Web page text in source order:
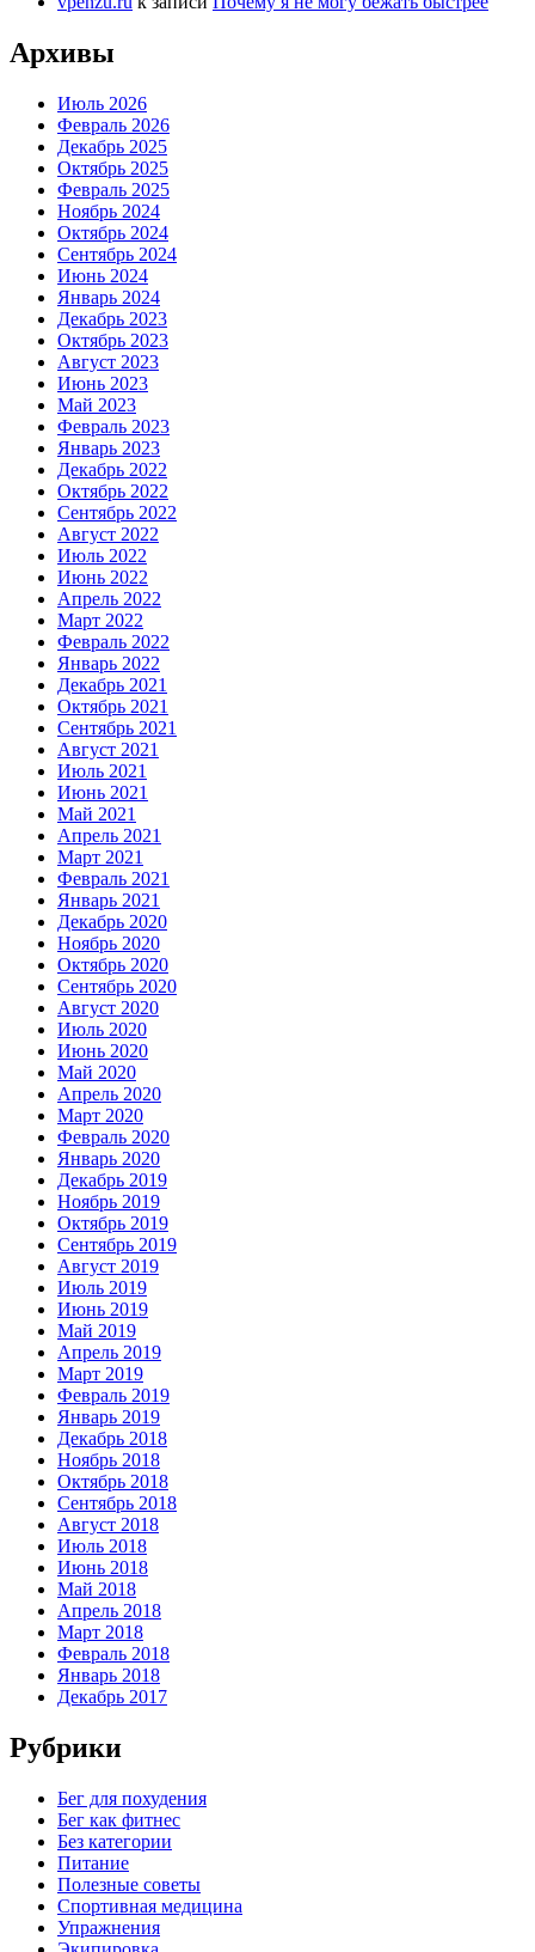
Архивы
Июль 2026
Февраль 2026
Декабрь 2025
Октябрь 2025
Февраль 2025
Ноябрь 2024
Октябрь 2024
Сентябрь 2024
Июнь 2024
Январь 2024
Декабрь 2023
Октябрь 2023
Август 2023
Июнь 2023
Май 2023
Февраль 2023
Январь 2023
Декабрь 2022
Октябрь 2022
Сентябрь 2022
Август 2022
Июль 2022
Июнь 2022
Апрель 2022
Март 2022
Февраль 2022
Январь 2022
Декабрь 2021
Октябрь 2021
Сентябрь 2021
Август 2021
Июль 2021
Июнь 2021
Май 2021
Апрель 2021
Март 2021
Февраль 2021
Январь 2021
Декабрь 2020
Ноябрь 2020
Октябрь 2020
Сентябрь 2020
Август 2020
Июль 2020
Июнь 2020
Май 2020
Апрель 2020
Март 2020
Февраль 2020
Январь 2020
Декабрь 2019
Ноябрь 2019
Октябрь 2019
Сентябрь 2019
Август 2019
Июль 2019
Июнь 2019
Май 2019
Апрель 2019
Март 2019
Февраль 2019
Январь 2019
Декабрь 2018
Ноябрь 2018
Октябрь 2018
Сентябрь 2018
Август 2018
Июль 2018
Июнь 2018
Май 2018
Апрель 2018
Март 2018
Февраль 2018
Январь 2018
Декабрь 2017
Рубрики
Бег для похудения
Бег как фитнес
Без категории
Питание
Полезные советы
Спортивная медицина
Упражнения